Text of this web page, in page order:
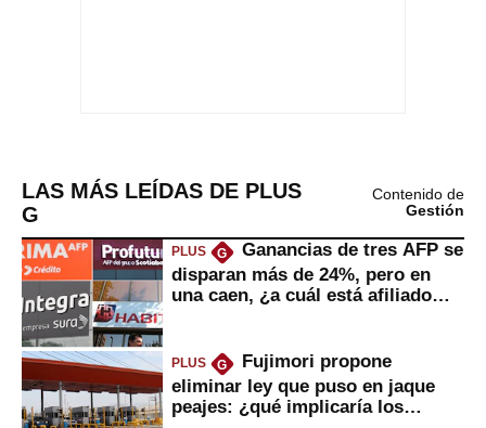
LAS MÁS LEÍDAS DE PLUS
G
Contenido de
Gestión
PLUS G
Ganancias de tres AFP se
disparan más de 24%, pero en
una caen, ¿a cuál está afiliado
PLUS G
Fujimori propone
eliminar ley que puso en jaque
peajes: ¿qué implicaría los